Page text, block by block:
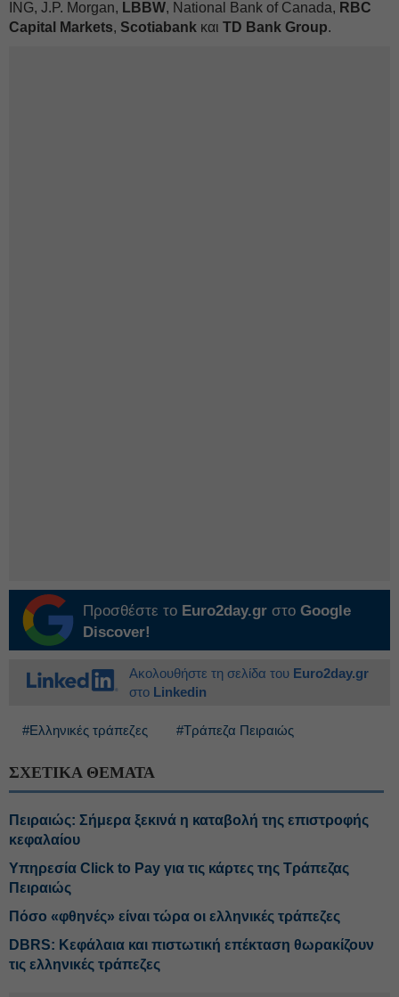
ING, J.P. Morgan, LBBW, National Bank of Canada, RBC
Capital Markets, Scotiabank και TD Bank Group.
Προσθέστε το Euro2day.gr στο Google
Discover!
Ακολουθήστε τη σελίδα του Euro2day.gr
στο Linkedin
#Ελληνικές τράπεζες #Τράπεζα Πειραιώς
ΣΧΕΤΙΚΑ ΘΕΜΑΤΑ
Πειραιώς: Σήμερα ξεκινά η καταβολή της επιστροφής
κεφαλαίου
Υπηρεσία Click to Pay για τις κάρτες της Τράπεζας
Πειραιώς
Πόσο «φθηνές» είναι τώρα οι ελληνικές τράπεζες
DBRS: Κεφάλαια και πιστωτική επέκταση θωρακίζουν
τις ελληνικές τράπεζες